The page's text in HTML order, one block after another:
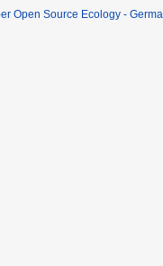
Open Source Ecology -